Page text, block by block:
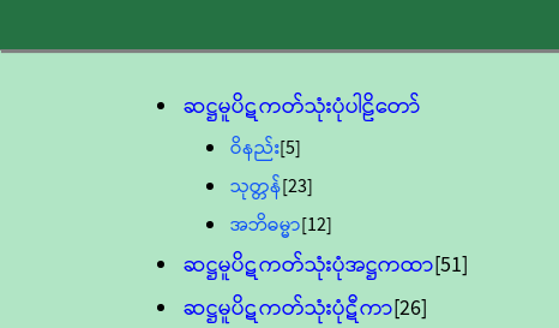
ဆဋ္ဌမူပိဋကတ်သုံးပုံပါဠိတော်
ဝိနည်း[5]
သုတ္တန်[23]
အဘိဓမ္မာ[12]
ဆဋ္ဌမူပိဋကတ်သုံးပုံအဋ္ဌကထာ[51]
ဆဋ္ဌမူပိဋကတ်သုံးပုံဋီကာ[26]